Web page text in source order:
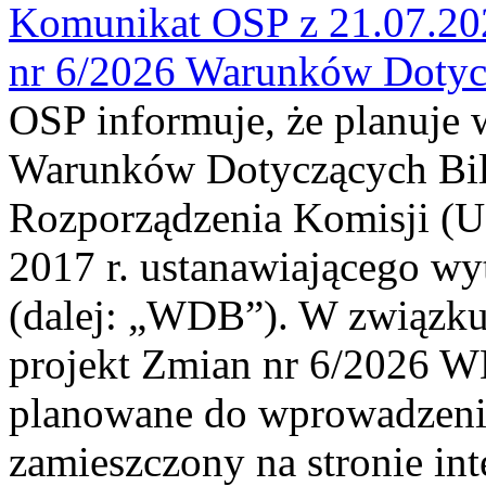
Komunikat OSP z
nr 6/2026 Warunków
OSP informuje, że planuje
Warunków Dotyczących
Rozporządzenia Komisji
2017 r. ustanawiającego
(dalej: „WDB”). W
projekt Zmian nr 6/2026
planowane do
zamieszczony na stronie